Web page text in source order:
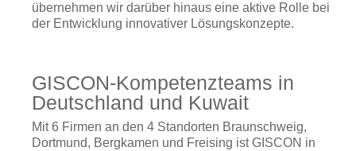
übernehmen wir darüber hinaus eine aktive Rolle bei
der Entwicklung innovativer Lösungskonzepte.
GISCON-Kompetenzteams in
Deutschland und Kuwait
Mit 6 Firmen an den 4 Standorten Braunschweig,
Dortmund, Bergkamen und Freising ist GISCON in